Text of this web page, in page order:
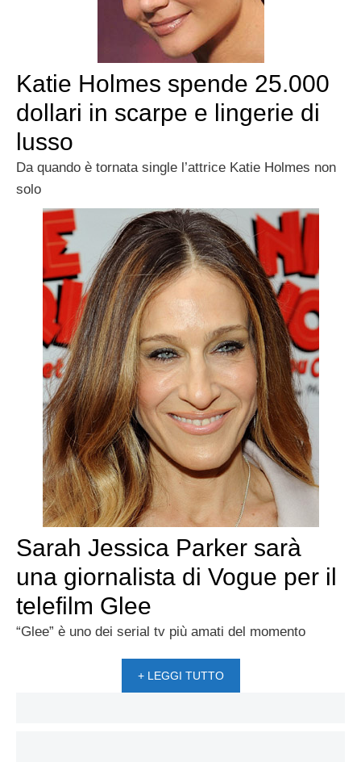
Katie Holmes spende 25.000
dollari in scarpe e lingerie di
lusso
Da quando è tornata single l’attrice Katie Holmes non
solo
Sarah Jessica Parker sarà
una giornalista di Vogue per il
telefilm Glee
“Glee” è uno dei serial tv più amati del momento
+ LEGGI TUTTO